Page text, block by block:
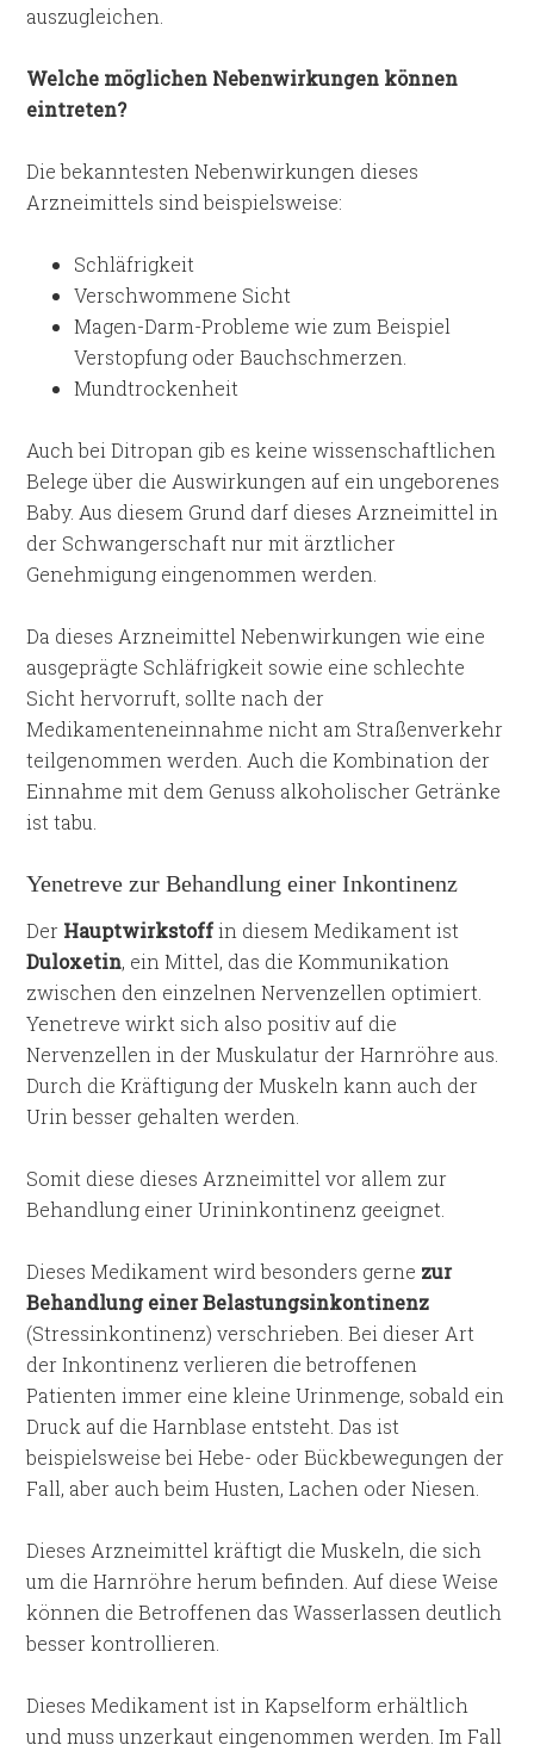
auszugleichen.
Welche möglichen Nebenwirkungen können
eintreten?
Die bekanntesten Nebenwirkungen dieses
Arzneimittels sind beispielsweise:
Schläfrigkeit
Verschwommene Sicht
Magen-Darm-Probleme wie zum Beispiel
Verstopfung oder Bauchschmerzen.
Mundtrockenheit
Auch bei Ditropan gib es keine wissenschaftlichen
Belege über die Auswirkungen auf ein ungeborenes
Baby. Aus diesem Grund darf dieses Arzneimittel in
der Schwangerschaft nur mit ärztlicher
Genehmigung eingenommen werden.
Da dieses Arzneimittel Nebenwirkungen wie eine
ausgeprägte Schläfrigkeit sowie eine schlechte
Sicht hervorruft, sollte nach der
Medikamenteneinnahme nicht am Straßenverkehr
teilgenommen werden. Auch die Kombination der
Einnahme mit dem Genuss alkoholischer Getränke
ist tabu.
Yenetreve zur Behandlung einer Inkontinenz
Der Hauptwirkstoffin diesem Medikament ist
Duloxetin, ein Mittel, das die Kommunikation
zwischen den einzelnen Nervenzellen optimiert.
Yenetreve wirkt sich also positiv auf die
Nervenzellen in der Muskulatur der Harnröhre aus.
Durch die Kräftigung der Muskeln kann auch der
Urin besser gehalten werden.
Somit diese dieses Arzneimittel vor allem zur
Behandlung einer Urininkontinenz geeignet.
Dieses Medikament wird besonders gerne zur
Behandlung einer Belastungsinkontinenz
(Stressinkontinenz) verschrieben. Bei dieser Art
der Inkontinenz verlieren die betroffenen
Patienten immer eine kleine Urinmenge, sobald ein
Druck auf die Harnblase entsteht. Das ist
beispielsweise bei Hebe- oder Bückbewegungen der
Fall, aber auch beim Husten, Lachen oder Niesen.
Dieses Arzneimittel kräftigt die Muskeln, die sich
um die Harnröhre herum befinden. Auf diese Weise
können die Betroffenen das Wasserlassen deutlich
besser kontrollieren.
Dieses Medikament ist in Kapselform erhältlich
und muss unzerkaut eingenommen werden. Im Fall